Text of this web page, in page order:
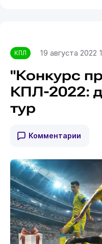
КПЛ 19 августа 2022
"Конкурс
КПЛ-2022:
тур
Комментарии